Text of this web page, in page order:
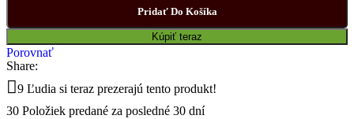
Pridať Do Košíka
Kúpiť teraz
Porovnať
Share:
9 Ľudia si teraz prezerajú tento produkt!
30 Položiek predané za posledné 30 dní